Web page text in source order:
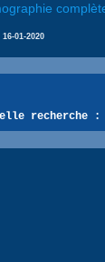
16-01-2020
recherche :